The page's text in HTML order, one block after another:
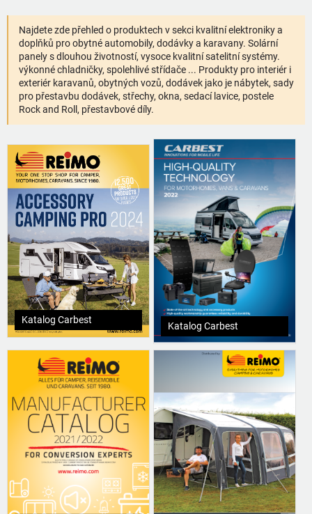
Najdete zde přehled o produktech v sekci kvalitní elektroniky a
doplňků pro obytné automobily, dodávky a karavany. Solární
panely s dlouhou životností, vysoce kvalitní satelitní systémy.
výkonné chladničky, spolehlivé střídače ... Produkty pro interiér i
exteriér karavanů, obytných vozů, dodávek jako je nábytek, sady
pro přestavbu dodávek, střechy, okna, sedací lavice, postele
Rock and Roll, přestavbové díly.
Katalog Carbest
Katalog Carbest